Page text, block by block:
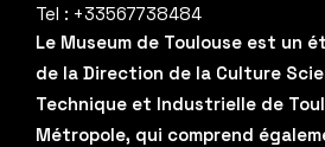
o
n
Tel : +33567738484
Le Museum de Toulouse est un
de la Direction de la Culture
Technique et Industrielle de
Métropole, qui comprend